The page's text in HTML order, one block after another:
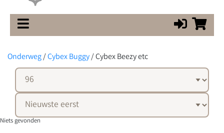
Onderweg/Cybex Buggy/Cybex Beezy etc
Niets gevonden